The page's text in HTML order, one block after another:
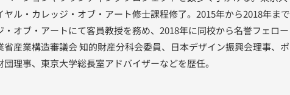
主催。
ル・カレッジ・オブ・アート修士課程修了。2015年から2018年まで
オブ・アートにて客員教授を務め、2018年に同校から名誉フェロー
産業構造審議会 知的財産分科会委員、日本デザイン振興会理事、ポ
理事、東京大学総長室アドバイザーなどを歴任。